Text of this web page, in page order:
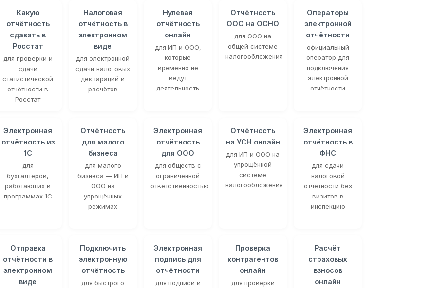
Какую
отчётность
сдавать в
Росстат
для проверки и
сдачи
статистической
отчётности в
Росстат
Налоговая
отчётность в
электронном
виде
для электронной
сдачи налоговых
деклараций и
расчётов
Нулевая
отчётность
онлайн
для ИП и ООО,
которые
временно не
ведут
деятельность
Отчётность
ООО на ОСНО
для ООО на
общей системе
налогообложения
Операторы
электронной
отчётности
официальный
оператор для
подключения
электронной
отчётности
Электронная
отчётность из
1С
для
бухгалтеров,
работающих в
программах 1С
Отчётность
для малого
бизнеса
для малого
бизнеса — ИП и
ООО на
упрощённых
режимах
Электронная
отчётность
для ООО
для обществ с
ограниченной
ответственностью
Отчётность
на УСН онлайн
для ИП и ООО на
упрощённой
системе
налогообложения
Электронная
отчётность в
ФНС
для сдачи
налоговой
отчётности без
визитов в
инспекцию
Отправка
отчётности в
электронном
виде
Подключить
электронную
отчётность
для быстрого
Электронная
подпись для
отчётности
для подписи и
Проверка
контрагентов
онлайн
для проверки
Расчёт
страховых
взносов
онлайн